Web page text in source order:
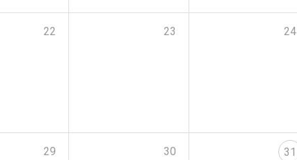
22 23 24
29 30 31